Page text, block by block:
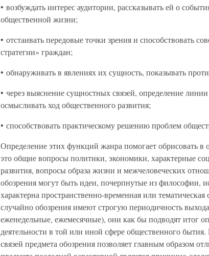
• возбуждать интерес аудитории, рассказывать ей о
общественной жизни;
• отстаивать передовые точки зрения и способствовать
стратегии» граждан;
• обнаруживать в явлениях их сущность, показывать
• через выяснение сущностных связей, определение
осмысливать ход общественного развития;
• способствовать практическому решению проблем
Определение этих функций жанра помогает обрисовать
это общие вопросы политики, экономики, характерные
развития, вопросы образа жизни и межчеловеческих
обозрения могут быть идеи, почерпнутые из философии,
характерна пространственно-временная или
случайно обозрения имеют строгую периодичность
еженедельные, ежемесячные), они как бы подводят итог
деятельности в той или иной сфере общественного
связей предмета обозрения позволяет главным образом